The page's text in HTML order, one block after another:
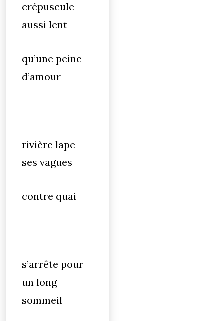
crépuscule
aussi lent
qu’une peine
d’amour
rivière lape
ses vagues
contre quai
s’arrête pour
un long
sommeil